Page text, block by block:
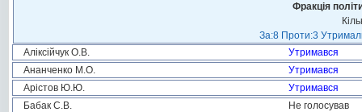
Фракція
За:8 Проти:3
Аліксійчук О.В.
Утримався
Ананченко М.О.
Утримався
Арістов Ю.Ю.
Утримався
Бабак С.В.
Не голосував